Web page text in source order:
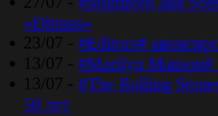
«Ditmas»
23/07 - #Editors#
13/07 - #Marilyn Manson#
13/07 - #The Rolling
50 лет